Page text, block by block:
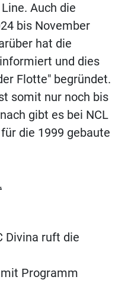
Auch die
bis November
hat die
und dies
Flotte" begründet.
somit nur noch bis
gibt es bei NCL
die 1999 gebaute
Divina ruft die
Programm